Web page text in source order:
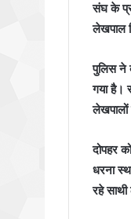
संघ के
लेखपाल
पुलिस ने
गया है।
लेखपालों
दोपहर
धरना
रहे